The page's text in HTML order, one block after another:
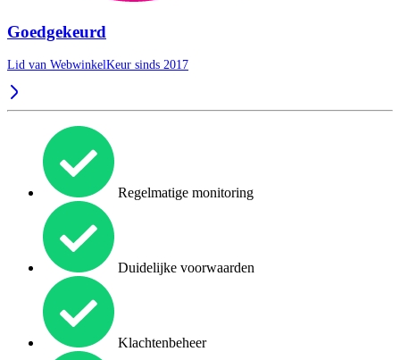
Goedgekeurd
Lid van WebwinkelKeur sinds 2017
Regelmatige monitoring
Duidelijke voorwaarden
Klachtenbeheer